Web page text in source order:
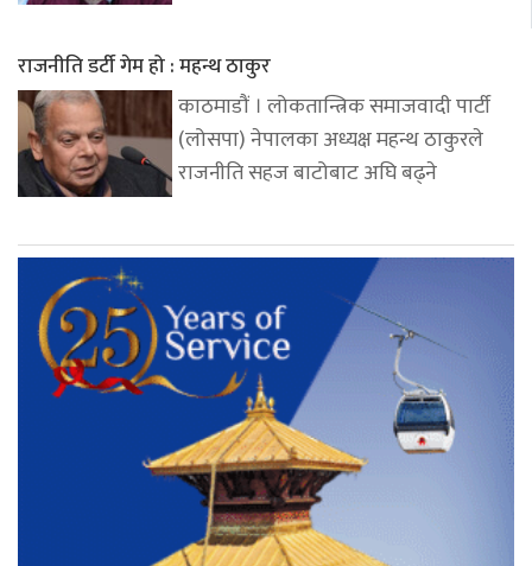
राजनीति डर्टी गेम हो : महन्थ ठाकुर
काठमाडौं । लोकतान्त्रिक समाजवादी पार्टी
(लोसपा) नेपालका अध्यक्ष महन्थ ठाकुरले
राजनीति सहज बाटोबाट अघि बढ्ने